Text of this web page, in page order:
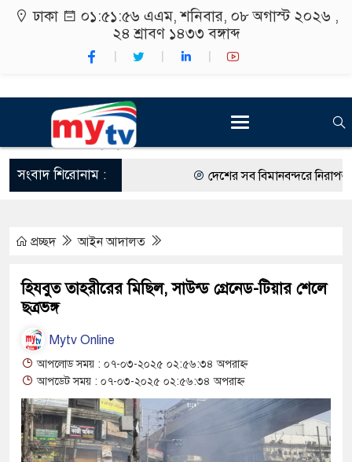
ঢাকা ০১:৫১:৫৭ এএম, শনিবার, ০৮ অগাস্ট ২০২৬ ,
২৪ শ্রাবণ ১৪৩৩ বঙ্গাব্দ
সংবাদ শিরোনাম : দেশের সব বিমানবন্দরে নিরাপত্তা
কর্মসূচীর শুভসূচনা।
থাকায় বিক্রিতে নিষেধাজ্ঞা
অত্যাচারের ছবি যেন আর তুলতে
আলাল
প্রচ্ছদ আইন আদালত
হিযবুত তাহরীরের মিছিল, সাউন্ড গ্রেনেড-টিয়ার শেলে
ছত্রভঙ্গ
Mytv Online
আপলোড সময় : ০৭-০৩-২০২৫ ০২:৫৬:৩৪ অপরাহ্ন
আপডেট সময় : ০৭-০৩-২০২৫ ০২:৫৬:৩৪ অপরাহ্ন